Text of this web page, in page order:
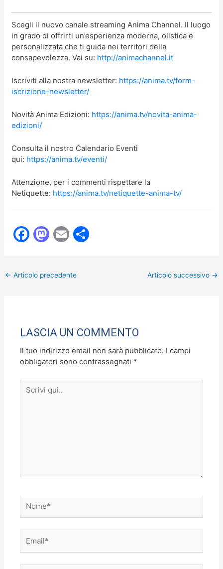
Scegli il nuovo canale streaming Anima Channel. Il luogo
in grado di offrirti un’esperienza moderna, olistica e
personalizzata che ti guida nei territori della
consapevolezza. Vai su: http://animachannel.it
Iscriviti alla nostra newsletter: https://anima.tv/form-
iscrizione-newsletter/
Novità Anima Edizioni: https://anima.tv/novita-anima-
edizioni/
Consulta il nostro Calendario Eventi
qui: https://anima.tv/eventi/
Attenzione, per i commenti rispettare la
Netiquette: https://anima.tv/netiquette-anima-tv/
F
e
o
k
M
o
n
E
l
← Articolo precedente Articolo successivo →
LASCIA UN COMMENTO
Il tuo indirizzo email non sarà pubblicato. I campi
obbligatori sono contrassegnati *
qui..